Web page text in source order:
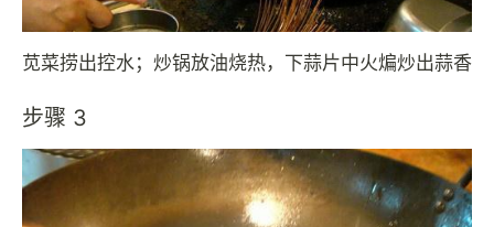
苋菜捞出控水；炒锅放油烧热，下蒜片中火煸炒出蒜香
步骤 3